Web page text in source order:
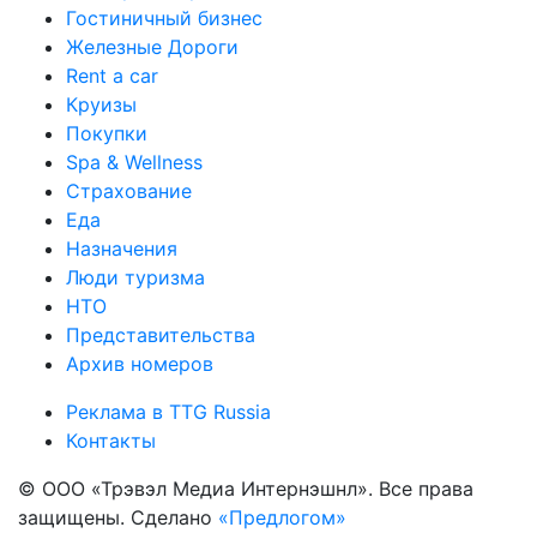
Гостиничный бизнес
Железные Дороги
Rent a car
Круизы
Покупки
Spa & Wellness
Страхование
Еда
Назначения
Люди туризма
НТО
Представительства
Архив номеров
Реклама в TTG Russia
Контакты
© ООО «Трэвэл Медиа Интернэшнл». Все права
защищены. Сделано «Предлогом»